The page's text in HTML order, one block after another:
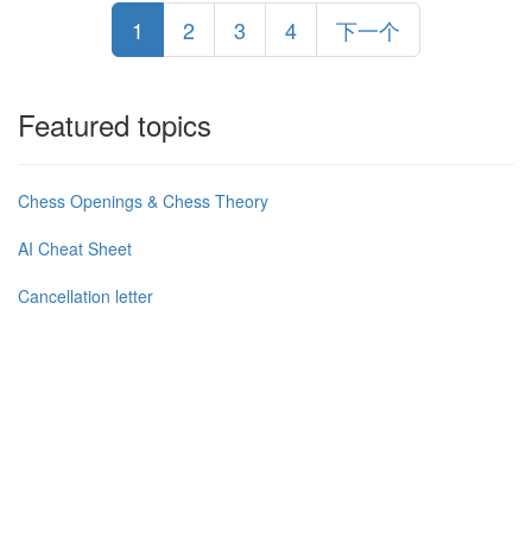
1 2 3 4 下一个
Featured topics
Chess Openings & Chess Theory
AI Cheat Sheet
Cancellation letter